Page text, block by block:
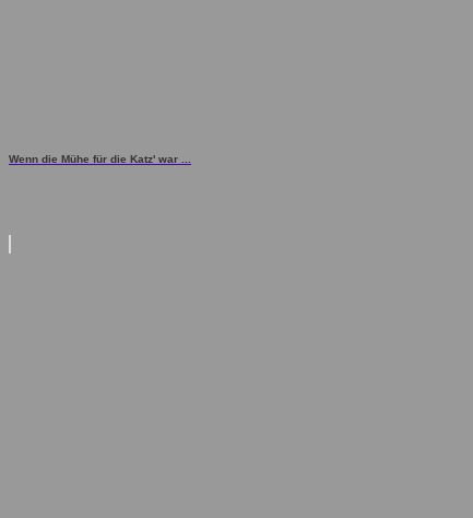
Wenn die Mühe für die Katz' war ...